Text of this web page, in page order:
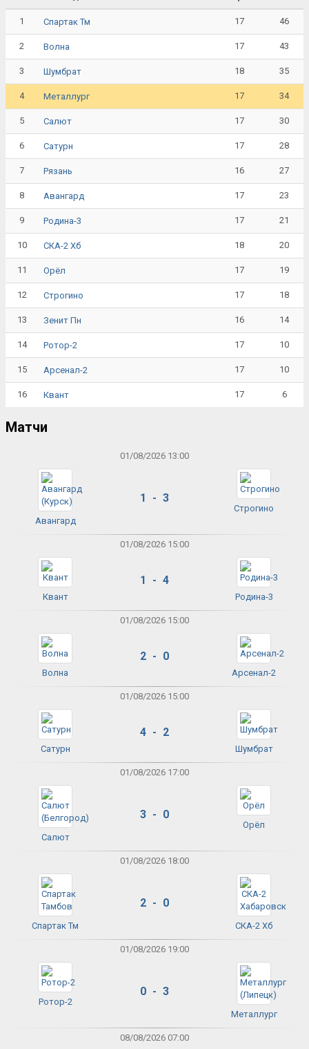
1 Спартак Тм 17 46
2 Волна 17 43
3 Шумбрат 18 35
4 Металлург 17 34
5 Салют 17 30
6 Сатурн 17 28
7 Рязань 16 27
8 Авангард 17 23
9 Родина-3 17 21
10 СКА-2 Хб 18 20
11 Орёл 17 19
12 Строгино 17 18
13 Зенит Пн 16 14
14 Ротор-2 17 10
15 Арсенал-2 17 10
16 Квант 17 6
Матчи
01/08/2026 13:00
Авангард
1 - 3
Строгино
01/08/2026 15:00
Квант
1 - 4
Родина-3
01/08/2026 15:00
Волна
2 - 0
Арсенал-2
01/08/2026 15:00
Сатурн
4 - 2
Шумбрат
01/08/2026 17:00
Салют
3 - 0
Орёл
01/08/2026 18:00
Спартак Тм
2 - 0
СКА-2 Хб
01/08/2026 19:00
Ротор-2
0 - 3
Металлург
08/08/2026 07:00